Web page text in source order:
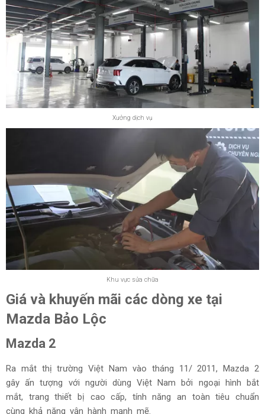
Xưởng dịch vụ
Khu vực sửa chữa
Giá và khuyến mãi các dòng xe tại
Mazda Bảo Lộc
Mazda 2
Ra mắt thị trường Việt Nam vào tháng 11/ 2011, Mazda 2
gây ấn tượng với người dùng Việt Nam bởi ngoại hình bắt
mắt, trang thiết bị cao cấp, tính năng an toàn tiêu chuẩn
cùng khả năng vận hành mạnh mẽ.